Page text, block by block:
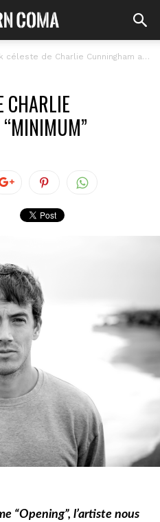
de Charlie Cunningham avec “Minimum”
CHARLIE
“Opening”, l’artiste nous